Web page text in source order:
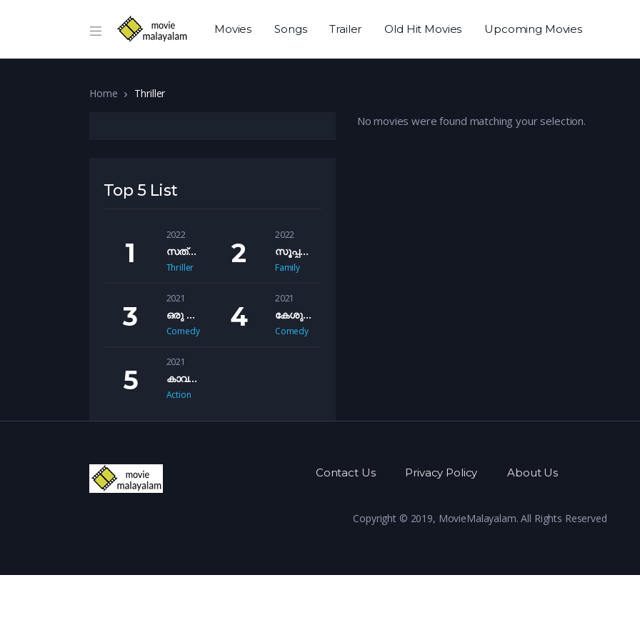
Movies Songs Trailer Old Hit Movies Upcoming Movies
Home Thriller
No movies were found matching your selection.
Top 5 List
2022
സത്യം മാത്രമേ ബോധിപ്പിക്കു (Sathyam Mathrame Bodhippikku)
Thriller
2022
സൂപ്പര്‍ ശരണ്യ (Super Sharanya)
Family
2021
ഒരു താത്വിക അവലോകനം (Oru Thathvika Avalokanam)
Comedy
2021
കേശു ഈ വീടിന്റെ നാഥന്‍ (Keshu Ee Veedinte Naathan)
Comedy
2021
കാവല്‍ (Kaaval)
Action
Contact Us Privacy Policy About Us
Copyright © 2019, MovieMalayalam. All Rights Reserved